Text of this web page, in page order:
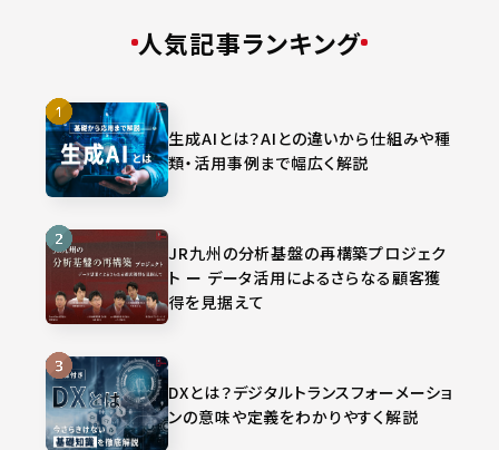
人気記事ランキング
生成AIとは？AIとの違いから仕組みや種
類・活用事例まで幅広く解説
JR九州の分析基盤の再構築プロジェク
ト ー データ活用によるさらなる顧客獲
得を見据えて
DXとは？デジタルトランスフォーメーショ
ンの意味や定義をわかりやすく解説